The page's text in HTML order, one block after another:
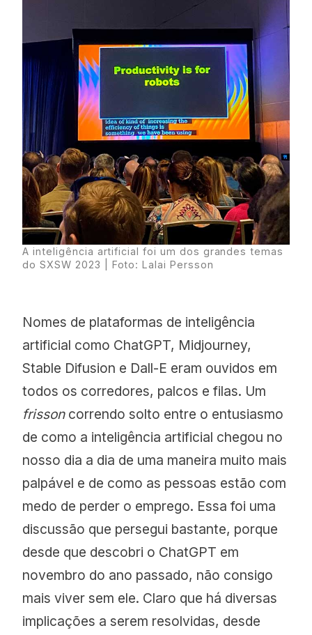
A inteligência artificial foi um dos grandes temas
do SXSW 2023 | Foto: Lalai Persson
Nomes de plataformas de inteligência
artificial como ChatGPT, Midjourney,
Stable Difusion e Dall-E eram ouvidos em
todos os corredores, palcos e filas. Um
frissoncorrendo solto entre o entusiasmo
de como a inteligência artificial chegou no
nosso dia a dia de uma maneira muito mais
palpável e de como as pessoas estão com
medo de perder o emprego. Essa foi uma
discussão que persegui bastante, porque
desde que descobri o ChatGPT em
novembro do ano passado, não consigo
mais viver sem ele. Claro que há diversas
implicações a serem resolvidas, desde